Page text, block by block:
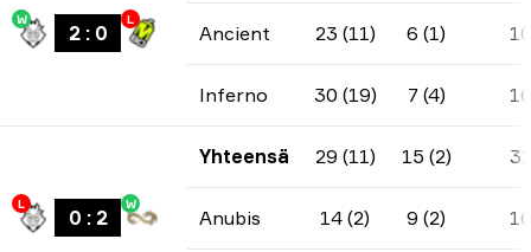
W
2: 0
L
Ancient 23 (11) 6 (1) 10
Inferno 30 (19) 7 (4) 16
L
0 : 2
W
Yhteensä 29 (11) 15 (2) 31
Anubis 14 (2) 9 (2) 16